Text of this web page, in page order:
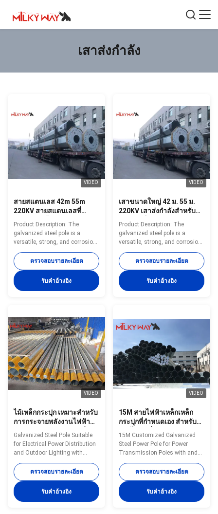
เสาส่งกำลัง
VIDEO
สายสแตนเลส 42m 55m
220KV สายสแตนเลสที่
ออกแบบส่งไฟฟ้า สายสแตน
เลสที่ให้การสนับสนุนที่ดีที่สุด
สําหรับสายประสานไฟฟ้า
และอุปกรณ์ประกอบไฟฟ้าใน
การกระจายไฟฟ้า
Product Description: The
galvanized steel pole is a
versatile, strong, and corrosion-
resistant product suitable for
multiple industrial and
municipal applications. Its zinc
coating of ≥ 86 microns, range
of pole shapes (round,
from 1mm to 40mm make it an
adaptable and dependable
choice. The hot dip galvanized
finish enhances its longevity
and reduces maintenance
costs, making it an
ตรวจสอบรายละเอียด
รับคําอ้างอิง
VIDEO
เสาขนาดใหญ่ 42 ม. 55 ม.
220KV เสาส่งกำลังสำหรับ
งานหนักให้ความเสถียรและ
ความปลอดภัยที่เหนือกว่า
สำหรับโครงการโครงสร้าง
พื้นฐานระบบส่งไฟฟ้า
Product Description: The
galvanized steel pole is a
versatile, strong, and corrosion-
resistant product suitable for
multiple industrial and
municipal applications. Its zinc
coating of ≥ 86 microns, range
of pole shapes (round,
from 1mm to 40mm make it an
adaptable and dependable
choice. The hot dip galvanized
finish enhances its longevity
and reduces maintenance
costs, making it an
ตรวจสอบรายละเอียด
รับคําอ้างอิง
VIDEO
ไม้เหล็กกระปุก เหมาะสําหรับ
การกระจายพลังงานไฟฟ้า
และแสงสว่างกลางแจ้งที่มีตัว
เลือกรูปทรงหลายรูปแบบและ
วัสดุเหล็ก
Galvanized Steel Pole Suitable
for Electrical Power Distribution
and Outdoor Lighting with
Multiple Shape Options and
Steel Materials 33KV Tubular
Octagonal Height Equipment
Electrical Distribution
Galvanized Line Transmission
ตรวจสอบรายละเอียด
รับคําอ้างอิง
VIDEO
15M สายไฟฟ้าเหล็กเหล็ก
กระปุกที่กําหนดเอง สําหรับ
สายไฟฟ้าที่กําหนดความหนา
15M Customized Galvanized
Steel Power Pole for Power
Transmission Poles with and
Customized Thickness Steel All
of our material are purchased
from famous mill factory to
assure the quality A mill
certificate issued by the mill
ตรวจสอบรายละเอียด
รับคําอ้างอิง